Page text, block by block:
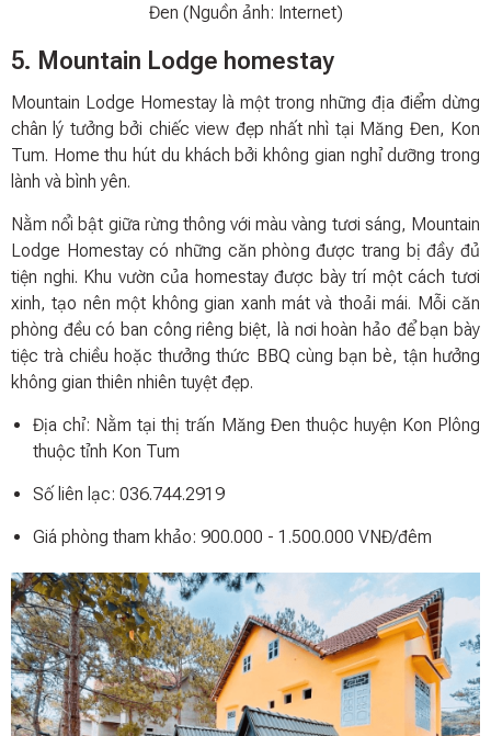
Đen (Nguồn ảnh: Internet)
5. Mountain Lodge homestay
Mountain Lodge Homestay là một trong những địa điểm dừng
chân lý tưởng bởi chiếc view đẹp nhất nhì tại Măng Đen, Kon
Tum. Home thu hút du khách bởi không gian nghỉ dưỡng trong
lành và bình yên.
Nằm nổi bật giữa rừng thông với màu vàng tươi sáng, Mountain
Lodge Homestay có những căn phòng được trang bị đầy đủ
tiện nghi. Khu vườn của homestay được bày trí một cách tươi
xinh, tạo nên một không gian xanh mát và thoải mái. Mỗi căn
phòng đều có ban công riêng biệt, là nơi hoàn hảo để bạn bày
tiệc trà chiều hoặc thưởng thức BBQ cùng bạn bè, tận hưởng
không gian thiên nhiên tuyệt đẹp.
Địa chỉ: Nằm tại thị trấn Măng Đen thuộc huyện Kon Plông
thuộc tỉnh Kon Tum
Số liên lạc: 036.744.2919
Giá phòng tham khảo: 900.000 - 1.500.000 VNĐ/đêm